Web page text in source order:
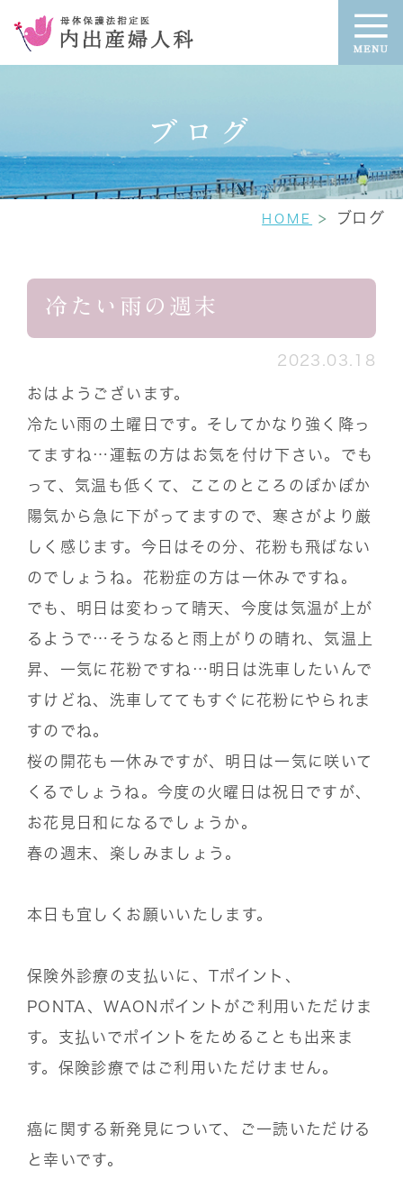
ブログ
HOME ブログ
冷たい雨の週末
2023.03.18
おはようございます。
冷たい雨の土曜日です。そしてかなり強く降っ
てますね…運転の方はお気を付け下さい。でも
って、気温も低くて、ここのところのぽかぽか
陽気から急に下がってますので、寒さがより厳
しく感じます。今日はその分、花粉も飛ばない
のでしょうね。花粉症の方は一休みですね。
でも、明日は変わって晴天、今度は気温が上が
るようで…そうなると雨上がりの晴れ、気温上
昇、一気に花粉ですね…明日は洗車したいんで
すけどね、洗車しててもすぐに花粉にやられま
すのでね。
桜の開花も一休みですが、明日は一気に咲いて
くるでしょうね。今度の火曜日は祝日ですが、
お花見日和になるでしょうか。
春の週末、楽しみましょう。
本日も宜しくお願いいたします。
保険外診療の支払いに、Tポイント、
PONTA、WAONポイントがご利用いただけま
す。支払いでポイントをためることも出来ま
す。保険診療ではご利用いただけません。
癌に関する新発見について、ご一読いただける
と幸いです。